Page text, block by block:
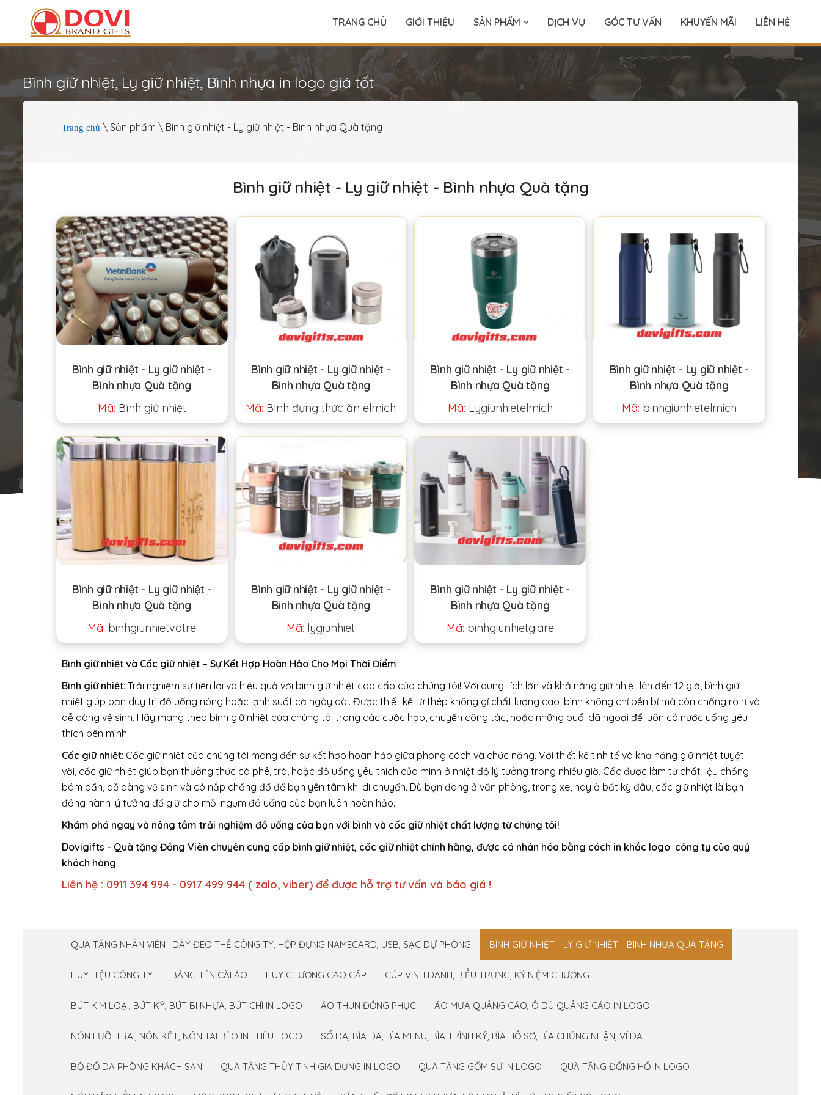
TRANG CHỦ GIỚI THIỆU SẢN PHẨM DỊCH VỤ GÓC TƯ VẤN KHUYẾN MÃI LIÊN HỆ
Bình giữ nhiệt, Ly giữ nhiệt, Bình nhựa in logo giá tốt
Trang chủ \ Sản phẩm \ Bình giữ nhiệt - Ly giữ nhiệt - Bình nhựa Quà tặng
Bình giữ nhiệt - Ly giữ nhiệt - Bình nhựa Quà tặng
Bình giữ nhiệt - Ly giữ nhiệt -
Bình nhựa Quà tặng
Mã: Bình giữ nhiệt
Bình giữ nhiệt - Ly giữ nhiệt -
Bình nhựa Quà tặng
Mã: Bình đựng thức ăn elmich
Bình giữ nhiệt - Ly giữ nhiệt -
Bình nhựa Quà tặng
Mã: Lygiunhietelmich
Bình giữ nhiệt - Ly giữ nhiệt -
Bình nhựa Quà tặng
Mã: binhgiunhietelmich
Bình giữ nhiệt - Ly giữ nhiệt -
Bình nhựa Quà tặng
Mã: binhgiunhietvotre
Bình giữ nhiệt - Ly giữ nhiệt -
Bình nhựa Quà tặng
Mã: lygiunhiet
Bình giữ nhiệt - Ly giữ nhiệt -
Bình nhựa Quà tặng
Mã: binhgiunhietgiare
Bình giữ nhiệt và Cốc giữ nhiệt – Sự Kết Hợp Hoàn Hảo Cho Mọi Thời Điểm
Bình giữ nhiệt: Trải nghiệm sự tiện lợi và hiệu quả với bình giữ nhiệt cao cấp của chúng tôi! Với dung tích lớn và khả năng giữ nhiệt lên đến 12 giờ, bình giữ
nhiệt giúp bạn duy trì đồ uống nóng hoặc lạnh suốt cả ngày dài. Được thiết kế từ thép không gỉ chất lượng cao, bình không chỉ bền bỉ mà còn chống rò rỉ và
dễ dàng vệ sinh. Hãy mang theo bình giữ nhiệt của chúng tôi trong các cuộc họp, chuyến công tác, hoặc những buổi dã ngoại để luôn có nước uống yêu
thích bên mình.
Cốc giữ nhiệt: Cốc giữ nhiệt của chúng tôi mang đến sự kết hợp hoàn hảo giữa phong cách và chức năng. Với thiết kế tinh tế và khả năng giữ nhiệt tuyệt
vời, cốc giữ nhiệt giúp bạn thưởng thức cà phê, trà, hoặc đồ uống yêu thích của mình ở nhiệt độ lý tưởng trong nhiều giờ. Cốc được làm từ chất liệu chống
bám bẩn, dễ dàng vệ sinh và có nắp chống đổ để bạn yên tâm khi di chuyển. Dù bạn đang ở văn phòng, trong xe, hay ở bất kỳ đâu, cốc giữ nhiệt là bạn
đồng hành lý tưởng để giữ cho mỗi ngụm đồ uống của bạn luôn hoàn hảo.
Khám phá ngay và nâng tầm trải nghiệm đồ uống của bạn với bình và cốc giữ nhiệt chất lượng từ chúng tôi!
Dovigifts - Quà tặng Đồng Viên chuyên cung cấp bình giữ nhiệt, cốc giữ nhiệt chính hãng, được cá nhân hóa bằng cách in khắc logo công ty của quý
khách hàng.
Liên hệ : 0911 394 994 - 0917 499 944 ( zalo, viber) để được hỗ trợ tư vấn và báo giá !
QUÀ TẶNG NHÂN VIÊN : DÂY ĐEO THẺ CÔNG TY, HỘP ĐỰNG NAMECARD, USB, SẠC DỰ PHÒNG BÌNH GIỮ NHIỆT - LY GIỮ NHIỆT - BÌNH NHỰA QUÀ TẶNG
HUY HIỆU CÔNG TY BẢNG TÊN CÀI ÁO HUY CHƯƠNG CAO CẤP CÚP VINH DANH, BIỂU TRƯNG, KỶ NIỆM CHƯƠNG
BÚT KIM LOẠI, BÚT KÝ, BÚT BI NHỰA, BÚT CHÌ IN LOGO ÁO THUN ĐỒNG PHỤC ÁO MƯA QUẢNG CÁO, Ô DÙ QUẢNG CÁO IN LOGO
NÓN LƯỠI TRAI, NÓN KẾT, NÓN TAI BÈO IN THÊU LOGO SỔ DA, BÌA DA, BÌA MENU, BÌA TRÌNH KÝ, BÌA HỒ SƠ, BÌA CHỨNG NHẬN, VÍ DA
BỘ ĐỒ DA PHÒNG KHÁCH SẠN QUÀ TẶNG THỦY TINH GIA DỤNG IN LOGO QUÀ TẶNG GỐM SỨ IN LOGO QUÀ TẶNG ĐỒNG HỒ IN LOGO